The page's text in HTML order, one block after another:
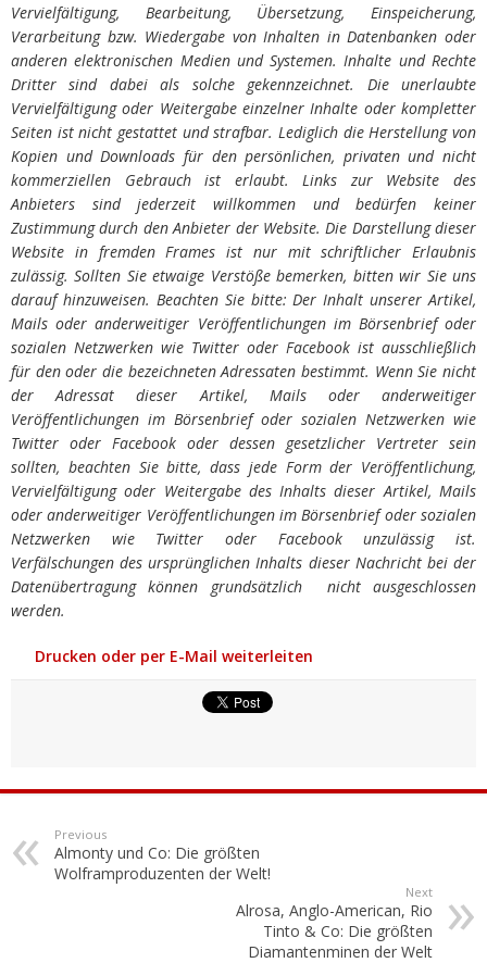
Vervielfältigung, Bearbeitung, Übersetzung, Einspeicherung,
Verarbeitung bzw. Wiedergabe von Inhalten in Datenbanken oder
anderen elektronischen Medien und Systemen. Inhalte und Rechte
Dritter sind dabei als solche gekennzeichnet. Die unerlaubte
Vervielfältigung oder Weitergabe einzelner Inhalte oder kompletter
Seiten ist nicht gestattet und strafbar. Lediglich die Herstellung von
Kopien und Downloads für den persönlichen, privaten und nicht
kommerziellen Gebrauch ist erlaubt. Links zur Website des
Anbieters sind jederzeit willkommen und bedürfen keiner
Zustimmung durch den Anbieter der Website. Die Darstellung dieser
Website in fremden Frames ist nur mit schriftlicher Erlaubnis
zulässig. Sollten Sie etwaige Verstöße bemerken, bitten wir Sie uns
darauf hinzuweisen. Beachten Sie bitte: Der Inhalt unserer Artikel,
Mails oder anderweitiger Veröffentlichungen im Börsenbrief oder
sozialen Netzwerken wie Twitter oder Facebook ist ausschließlich
für den oder die bezeichneten Adressaten bestimmt. Wenn Sie nicht
der Adressat dieser Artikel, Mails oder anderweitiger
Veröffentlichungen im Börsenbrief oder sozialen Netzwerken wie
Twitter oder Facebook oder dessen gesetzlicher Vertreter sein
sollten, beachten Sie bitte, dass jede Form der Veröffentlichung,
Vervielfältigung oder Weitergabe des Inhalts dieser Artikel, Mails
oder anderweitiger Veröffentlichungen im Börsenbrief oder sozialen
Netzwerken wie Twitter oder Facebook unzulässig ist.
Verfälschungen des ursprünglichen Inhalts dieser Nachricht bei der
Datenübertragung können grundsätzlich nicht ausgeschlossen
werden.
Drucken oder per E-Mail weiterleiten
Previous
Almonty und Co: Die größten
Wolframproduzenten der Welt!
Next
Alrosa, Anglo-American, Rio
Tinto & Co: Die größten
Diamantenminen der Welt